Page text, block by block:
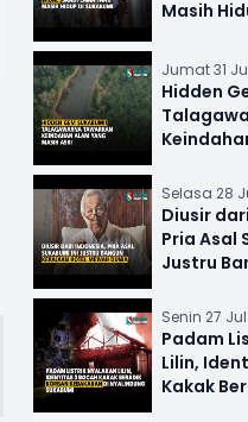
Masih
Jumat 31
Hidden
Selasa 28
Diusir
Pria Asal
Justru
Senin 27
Padam
Lilin,
Kakak